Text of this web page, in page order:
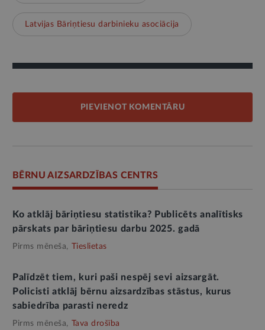
Latvijas Bāriņtiesu darbinieku asociācija
PIEVIENOT KOMENTĀRU
BĒRNU AIZSARDZĪBAS CENTRS
Ko atklāj bāriņtiesu statistika? Publicēts analītisks
pārskats par bāriņtiesu darbu 2025. gadā
Pirms mēneša, Tieslietas
Palīdzēt tiem, kuri paši nespēj sevi aizsargāt.
Policisti atklāj bērnu aizsardzības stāstus, kurus
sabiedrība parasti neredz
Pirms mēneša, Tava drošība